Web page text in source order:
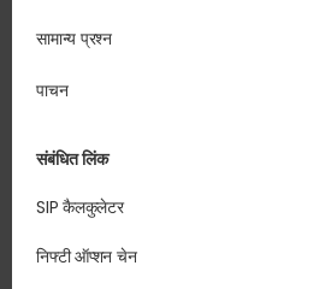
सामान्य प्रश्न
पाचन
संबंधित लिंक
SIP कैलकुलेटर
निफ्टी ऑप्शन चेन